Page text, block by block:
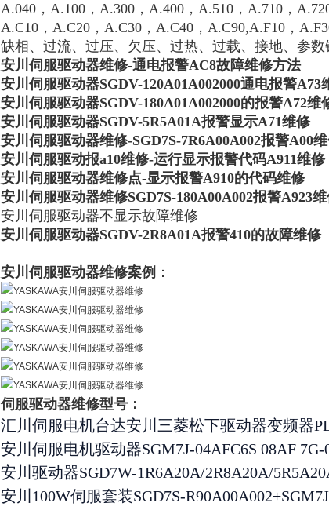
A.040，A.100，A.300，A.400，A.510，A.710，
A.C10，A.C20，A.C30，A.C40，A.C90,A.F10，
缺相、过流、过压、欠压、过热、过载、接地、参数
安川伺服驱动器维修-通电报警AC8故障维修方法
安川伺服驱动器SGDV-120A01A002000通电报警A73
安川伺服驱动器SGDV-180A01A002000的报警A72维
安川伺服驱动器SGDV-5R5A01A报警显示A71维修
安川伺服驱动器维修-SGD7S-7R6A00A002报警A00
安川伺服驱动报a10维修-运行显示报警代码A911维修
安川伺服驱动器维修点-显示报警A910的代码维修
安川伺服驱动器维修SGD7S-180A00A002报警A923
安川伺服驱动器不显示故障维修
安川伺服驱动器SGDV-2R8A01A报警410的故障维修
安川伺服驱动器维修案例 ：
伺服驱动器维修型号：
汇川伺服电机台达安川三菱松下驱动器变频器
安川伺服电机驱动器SGM7J-04AFC6S 08AF 7G-
安川驱动器SGD7W-1R6A20A/2R8A20A/
安川100W伺服套装SGD7S-